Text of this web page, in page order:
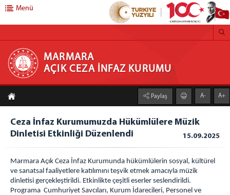
MARMARA AÇIK CEZA İNFAZ KURUMU
Anasayfa
Kurumumuz
Faaliyet Alanı
Çamaşırhane
Isı Merkezi
Menü
MARMARA
AÇIK CEZA İNFAZ KURUMU
Paylaş A- A+
Ceza İnfaz Kurumumuzda Hükümlülere Müzik
Dinletisi Etkinliği Düzenlendi
15.09.2025
Marmara Açık Ceza İnfaz Kurumunda hükümlülerin sosyal, kültürel
ve sanatsal faaliyetlere katılımını teşvik etmek amacıyla müzik
dinletisi gerçekleştirildi. Etkinlikte çeşitli eserler seslendirildi.
Programa Cumhuriyet Savcıları, Kurum İdarecileri, Personel ve